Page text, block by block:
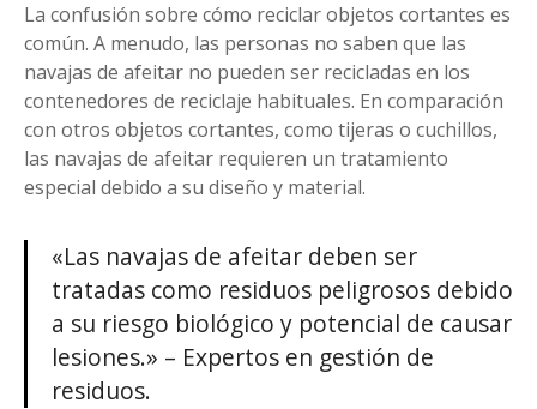
La confusión sobre cómo reciclar objetos cortantes es
común. A menudo, las personas no saben que las
navajas de afeitar no pueden ser recicladas en los
contenedores de reciclaje habituales. En comparación
con otros objetos cortantes, como tijeras o cuchillos,
las navajas de afeitar requieren un tratamiento
especial debido a su diseño y material.
«Las navajas de afeitar deben ser
tratadas como residuos peligrosos debido
a su riesgo biológico y potencial de causar
lesiones.» – Expertos en gestión de
residuos.